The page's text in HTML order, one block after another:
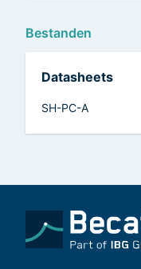
Bestanden
Datasheets
SH-PC-A